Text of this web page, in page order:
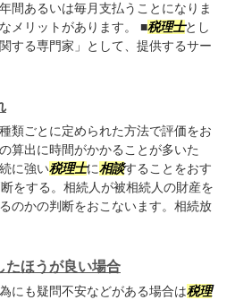
間あるいは毎月支払うことになりま
メリットがあります。 ■税理士とし
する専門家」として、提供するサー
類ごとに定められた方法で評価をお
算出に時間がかかることが多いた
に強い税理士に相談することをおす
をする。相続人が被相続人の財産を
のかの判断をおこないます。相続放
たほうが良い場合
にも疑問不安などがある場合は税理